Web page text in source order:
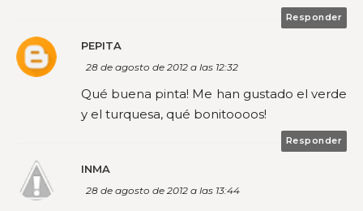
Responder
PEPITA
28 de agosto de 2012 a las 12:32
Qué buena pinta! Me han gustado el verde
y el turquesa, qué bonitoooos!
Responder
INMA
28 de agosto de 2012 a las 13:44